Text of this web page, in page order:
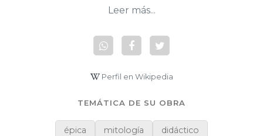
Leer más...
Perfil en Wikipedia
TEMÁTICA DE SU OBRA
épica mitología
didáctico